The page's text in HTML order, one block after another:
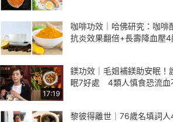
咖啡功效｜哈佛研究：咖啡
抗炎效果翻倍+長壽降血壓4
17:19
鎂功效｜毛姐補鎂助安眠！
眠7好處 4類人慎食恐流血
黎彼得離世｜76歲名填詞人